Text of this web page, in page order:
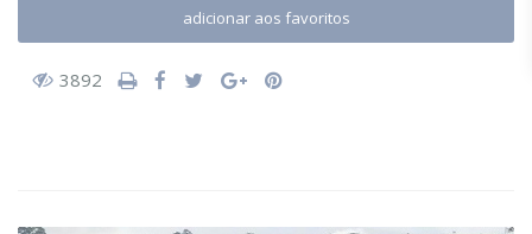
adicionar aos favoritos
3892